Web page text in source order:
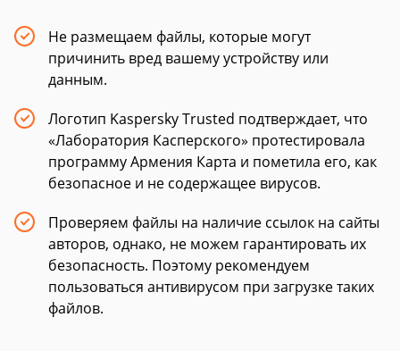
Не размещаем файлы, которые могут
причинить вред вашему устройству или
данным.
Логотип Kaspersky Trusted подтверждает, что
«Лаборатория Касперского» протестировала
программу Армения Карта и пометила его, как
безопасное и не содержащее вирусов.
Проверяем файлы на наличие ссылок на сайты
авторов, однако, не можем гарантировать их
безопасность. Поэтому рекомендуем
пользоваться антивирусом при загрузке таких
файлов.